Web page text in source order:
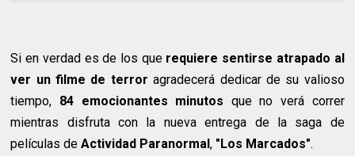
Si en verdad es de los que requiere sentirse atrapado al
ver un filme de terroragradecerá dedicar de su valioso
tiempo, 84 emocionantes minutos que no verá correr
mientras disfruta con la nueva entrega de la saga de
películas de Actividad Paranormal, "Los Marcados".